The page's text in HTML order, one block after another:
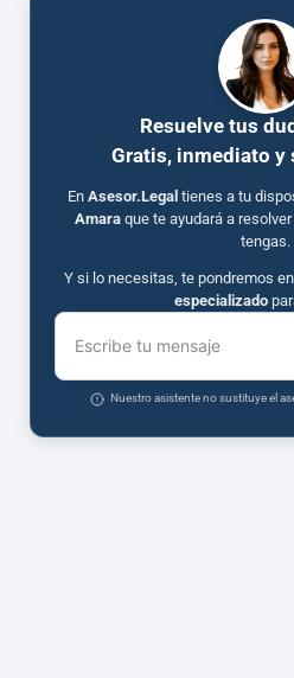
Resuelve tus
Gratis, inmediato y
En Asesor.Legal tienes a tu
Amaraque te ayudará a
tengas.
Y si lo necesitas, te pondremos
especializado
Escribe tu mensaje
Nuestro asistente no sustituye el